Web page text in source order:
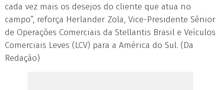
cada vez mais os desejos do cliente que atua no
campo”, reforça Herlander Zola, Vice-Presidente Sênior
de Operações Comerciais da Stellantis Brasil e Veículos
Comerciais Leves (LCV) para a América do Sul. (Da
Redação)